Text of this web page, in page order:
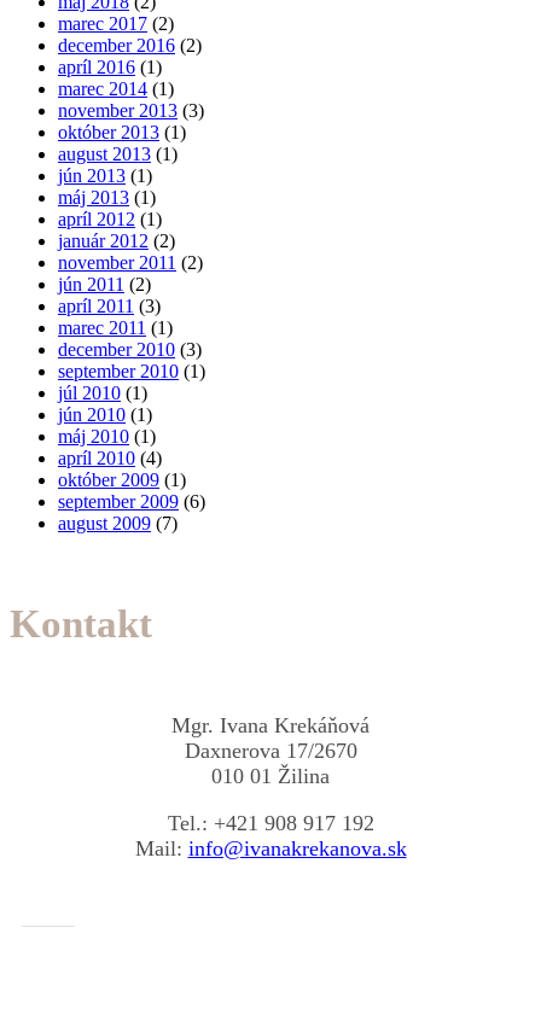
marec 2017 (2)
december 2016 (2)
apríl 2016 (1)
marec 2014 (1)
november 2013 (3)
október 2013 (1)
august 2013 (1)
jún 2013 (1)
máj 2013 (1)
apríl 2012 (1)
január 2012 (2)
november 2011 (2)
jún 2011 (2)
apríl 2011 (3)
marec 2011 (1)
december 2010 (3)
september 2010 (1)
júl 2010 (1)
jún 2010 (1)
máj 2010 (1)
apríl 2010 (4)
október 2009 (1)
september 2009 (6)
august 2009 (7)
Kontakt
Mgr. Ivana Krekáňová
Daxnerova 17/2670
010 01 Žilina
Tel.: +421 908 917 192
Mail: info@ivanakrekanova.sk